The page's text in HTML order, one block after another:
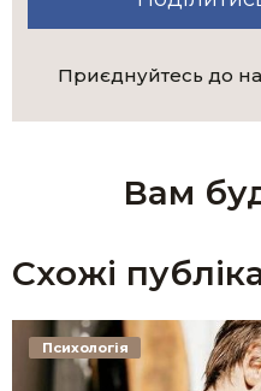
Приєднуйтесь до
Вам
Схожі
Психологія